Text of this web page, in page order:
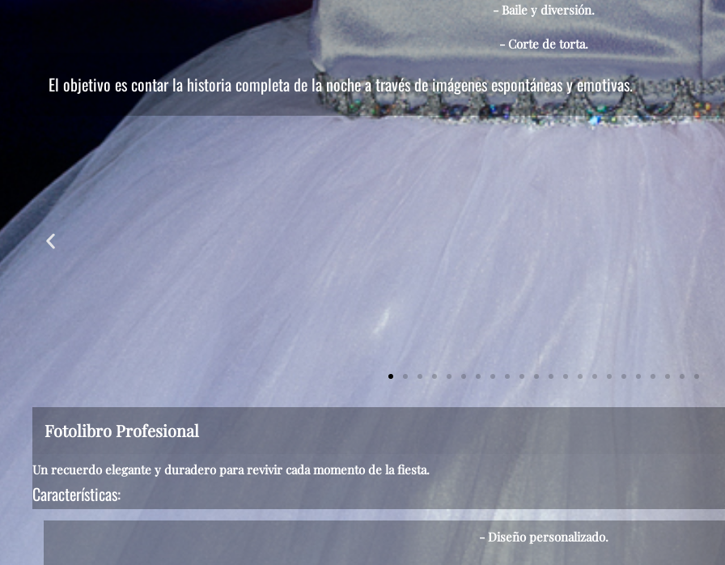
- Baile y diversión.
- Corte de torta.
El objetivo es contar la historia completa de la noche a través de imágenes espontáneas y emotivas.
Fotolibro Profesional
Un recuerdo elegante y duradero para revivir cada momento de la fiesta.
Características:
- Diseño personalizado.